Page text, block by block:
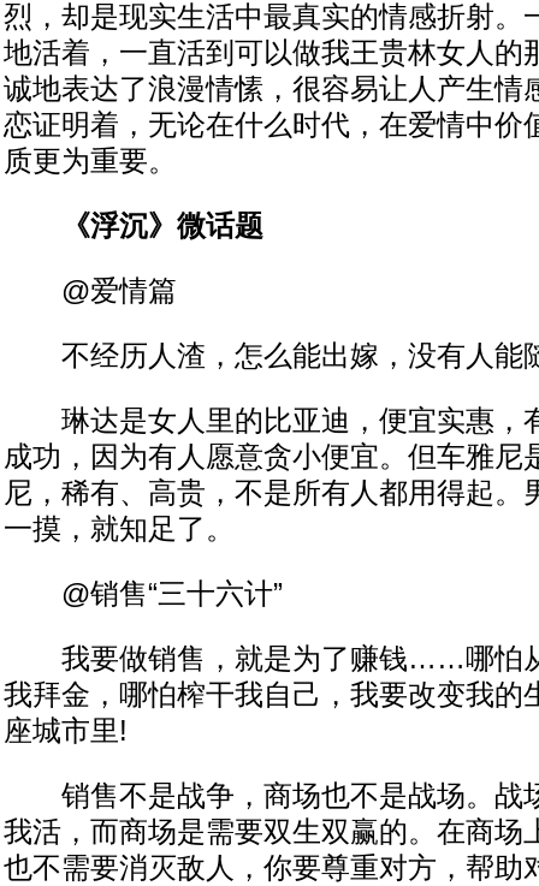
烈，却是现实生活中最真实的情感折射。
地活着，一直活到可以做我王贵林女人的
诚地表达了浪漫情愫，很容易让人产生情
恋证明着，无论在什么时代，在爱情中价
质更为重要。
《浮沉》微话题
@爱情篇
不经历人渣，怎么能出嫁，没有人能
琳达是女人里的比亚迪，便宜实惠，
成功，因为有人愿意贪小便宜。但车雅尼
尼，稀有、高贵，不是所有人都用得起。
一摸，就知足了。
@销售“三十六计”
我要做销售，就是为了赚钱……哪怕
我拜金，哪怕榨干我自己，我要改变我的
座城市里!
销售不是战争，商场也不是战场。战
我活，而商场是需要双生双赢的。在商场
也不需要消灭敌人，你要尊重对方，帮助